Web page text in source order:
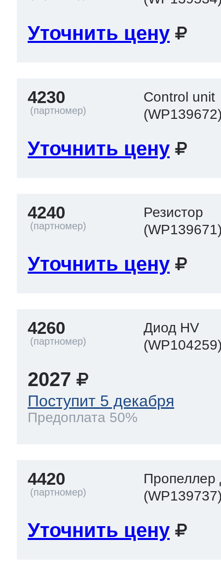
Уточнить цену
4230
Control unit
Уточнить цену
4240
Резистор
Уточнить цену
4260
Диод HV
2027
Поступит 5 декабря
Предоплата 50%
4420
Пропеллер
Уточнить цену